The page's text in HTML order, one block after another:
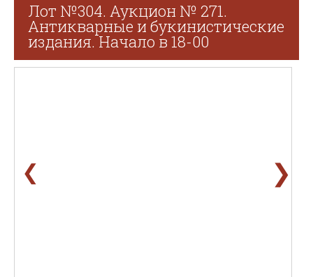
Лот №304. Аукцион № 271.
Антикварные и букинистические
издания. Начало в 18-00
❮ ❯